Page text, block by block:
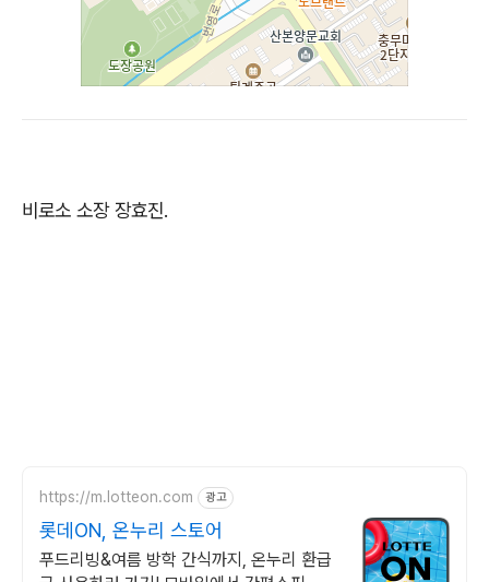
비로소 소장 장효진.
https://m.lotteon.com 광고
롯데ON, 온누리 스토어
푸드리빙&여름 방학 간식까지, 온누리 환급